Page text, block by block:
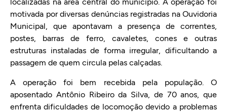
localizadas na área central do município. A operação foi
motivada por diversas denúncias registradas na Ouvidoria
Municipal, que apontavam a presença de correntes,
postes, barras de ferro, cavaletes, cones e outras
estruturas instaladas de forma irregular, dificultando a
passagem de quem circula pelas calçadas.
A operação foi bem recebida pela população. O
aposentado Antônio Ribeiro da Silva, de 70 anos, que
enfrenta dificuldades de locomoção devido a problemas